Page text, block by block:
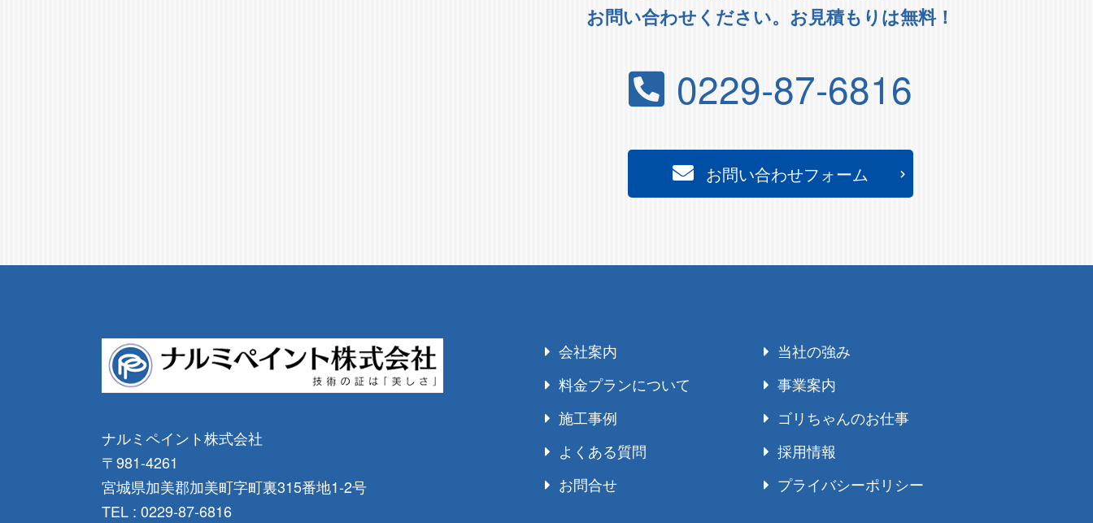
お問い合わせください。お見積もりは無料！
0229-87-6816
お問い合わせフォーム
ナルミペイント株式会社
〒981-4261
宮城県加美郡加美町字町裏315番地1-2号
TEL : 0229-87-6816
会社案内
当社の強み
料金プランについて
事業案内
施工事例
ゴリちゃんのお仕事
よくある質問
採用情報
お問合せ
プライバシーポリシー